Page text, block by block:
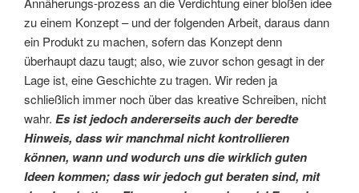
zu einem Konzept – und der folgenden Arbeit, daraus dann
ein Produkt zu machen, sofern das Konzept denn
überhaupt dazu taugt; also, wie zuvor schon gesagt in der
Lage ist, eine Geschichte zu tragen. Wir reden ja
schließlich immer noch über das kreative Schreiben, nicht
wahr. Es ist jedoch andererseits auch der beredte
Hinweis, dass wir manchmal nicht kontrollieren
können, wann und wodurch uns die wirklich guten
Ideen kommen; dass wir jedoch gut beraten sind, mit